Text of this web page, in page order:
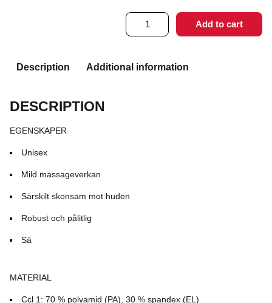
VenoTrain®
höftdel,
Add to cart
Description Additional information
DESCRIPTION
EGENSKAPER
Unisex
Mild massageverkan
Särskilt skonsam mot huden
Robust och pålitlig
Sä
MATERIAL
Ccl 1: 70 % polyamid (PA), 30 % spandex (EL)